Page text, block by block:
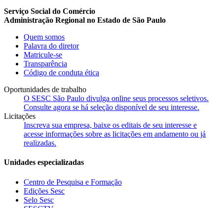
Serviço Social do Comércio
Administração Regional no Estado de São Paulo
Quem somos
Palavra do diretor
Matricule-se
Transparência
Código de conduta ética
Oportunidades de trabalho
O SESC São Paulo divulga online seus processos seletivos.
Consulte agora se há seleção disponível de seu interesse.
Licitações
Inscreva sua empresa, baixe os editais de seu interesse e
acesse informações sobre as licitações em andamento ou já
realizadas.
Unidades especializadas
Centro de Pesquisa e Formação
Edições Sesc
Selo Sesc